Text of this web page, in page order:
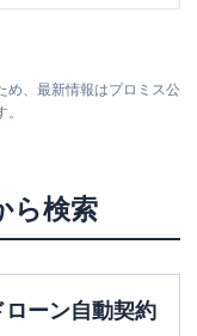
め、最新情報はプロミス公
ら検索
ーン自動契約